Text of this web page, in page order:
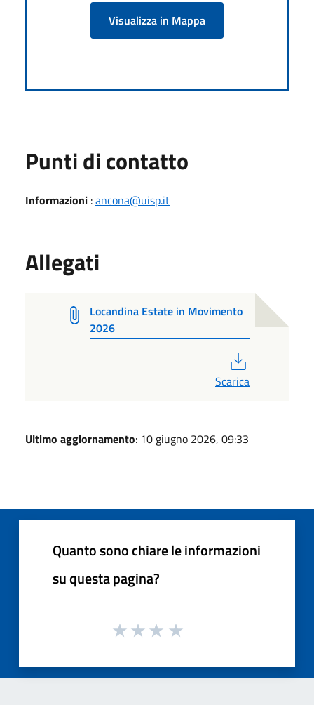
Visualizza in Mappa
Punti di contatto
Informazioni :ancona@uisp.it
Allegati
Locandina Estate in Movimento
2026
Scarica
Ultimo aggiornamento: 10 giugno 2026, 09:33
Quanto sono chiare le informazioni
su questa pagina?